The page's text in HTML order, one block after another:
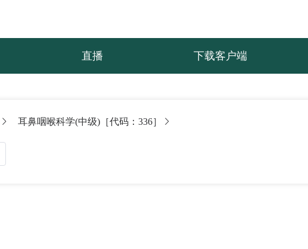
直播 下载客户端
耳鼻咽喉科学(中级)［代码：336］